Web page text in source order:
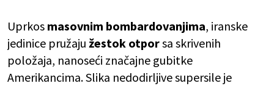
Uprkos masovnim bombardovanjima, iranske
jedinice pružaju žestok otporsa skrivenih
položaja, nanoseći značajne gubitke
Amerikancima. Slika nedodirljive supersile je